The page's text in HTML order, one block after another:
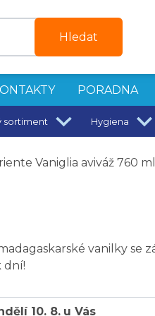
Hledat
PORADNA
sortiment Hygiena
Vaniglia aviváž 760 ml
vanilky se
dní!
10. 8. u Vás